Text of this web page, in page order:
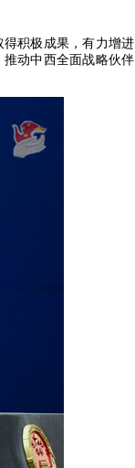
积极成果，有力增进
动中西全面战略伙伴